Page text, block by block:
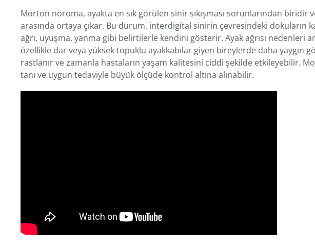
Morton nöroma, ayakta en sık görülen sinir sıkışması sorunlarından biridir
arasında ortaya çıkar. Bu durum, interdigital sinirin çevresindeki dokuların
ağrı, uyuşma, yanma gibi belirtilerle kendini gösterir. Ayak ağrısı nedenleri
özellikle dar veya yüksek topuklu ayakkabılar giyen bireylerde daha yaygın
rastlanır ve zamanla hastaların yaşam kalitesini ciddi şekilde etkileyebilir.
tanı ve uygun tedaviyle büyük ölçüde kontrol altına alınabilir.